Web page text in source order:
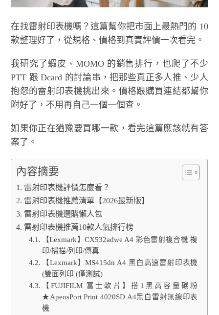
在找雷射印表機嗎？這篇幫你把市面上最熱門的 10
款整理好了，從規格、價格到真實評價一次看完。
我研究了蝦皮、MOMO 的銷售排行，也爬了不少
PTT 跟 Dcard 的討論串，把那些真正多人推、少人
抱怨的雷射印表機挑出來。價格跟購買連結都幫你
附好了，不用再自己一個一個查。
如果你正在猶豫要買哪一款，看完這篇應該就有答
案了。
內容摘要
雷射印表機評價怎麼看？
雷射印表機推薦清單【2026最新版】
雷射印表機選購懶人包
雷射印表機推薦10款人氣排行榜
【Lexmark】CX532adwe A4 彩色雷射複合機 複
印/掃描/列印/傳真
【Lexmark】MS415dn A4 黑白高速雷射印表機
(雙面列印 (僅測試)
【FUJIFILM 富士軟片】搭1黑高容量碳粉
★ApeosPort Print 4020SD A4黑白雷射無線印表
機